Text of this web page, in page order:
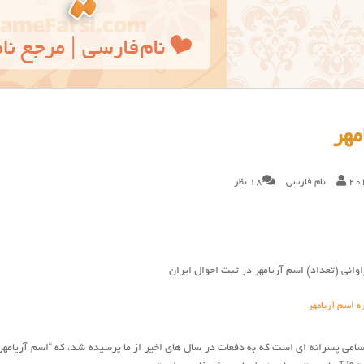
نام فارسی 18 نظر
(تعداد) اسم آریامهر در ثبت احوال ایران
اسم آریامهر
اسامی پسرانه ای است که به دفعات در سال های اخیر از ما پرسیده شد، که “اسم